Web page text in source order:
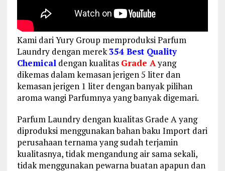
Kami dari Yury Group memproduksi Parfum
Laundry dengan merek354 Best Quality
Chemicaldengan kualitas Grade Ayang
dikemas dalam kemasan jerigen 5 liter dan
kemasan jerigen 1 liter dengan banyak pilihan
aroma wangi Parfumnya yang banyak digemari.
Parfum Laundry dengan kualitas Grade A yang
diproduksi menggunakan bahan baku Import dari
perusahaan ternama yang sudah terjamin
kualitasnya, tidak mengandung air sama sekali,
tidak menggunakan pewarna buatan apapun dan